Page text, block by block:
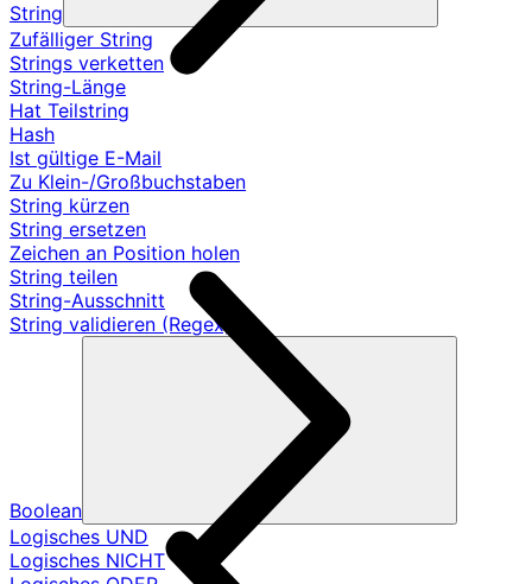
String
Zufälliger String
Strings verketten
String-Länge
Hat Teilstring
Hash
Ist gültige E-Mail
Zu Klein-/Großbuchstaben
String kürzen
String ersetzen
Zeichen an Position holen
String teilen
String-Ausschnitt
String validieren (Regex)
Boolean
Logisches UND
Logisches NICHT